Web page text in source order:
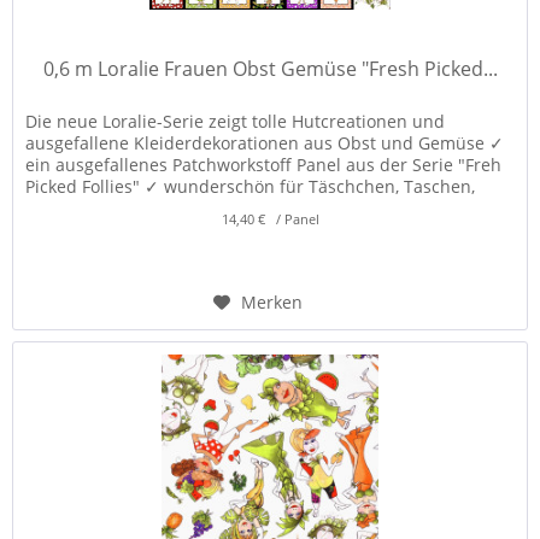
0,6 m Loralie Frauen Obst Gemüse "Fresh Picked...
Die neue Loralie-Serie zeigt tolle Hutcreationen und
ausgefallene Kleiderdekorationen aus Obst und Gemüse ✓
ein ausgefallenes Patchworkstoff Panel aus der Serie "Freh
Picked Follies" ✓ wunderschön für Täschchen, Taschen,
14,40 € / Panel
Merken